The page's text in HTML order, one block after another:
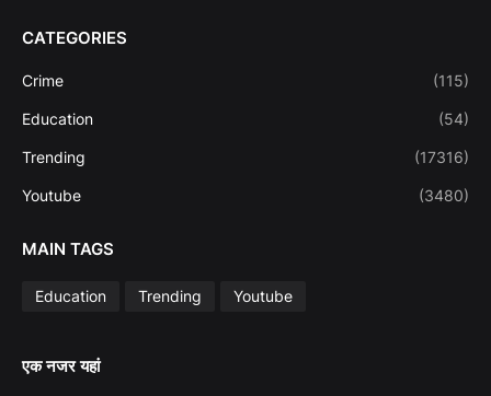
CATEGORIES
Crime (115)
Education (54)
Trending (17316)
Youtube (3480)
MAIN TAGS
Education Trending Youtube
एक नजर यहां